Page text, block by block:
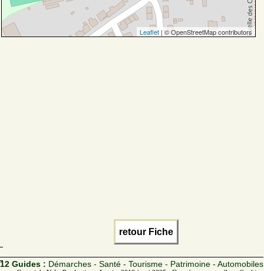
Leaflet | © OpenStreetMap contributors
retour Fiche
12 Guides : Démarches - Santé - Tourisme - Patrimoine - Automobiles